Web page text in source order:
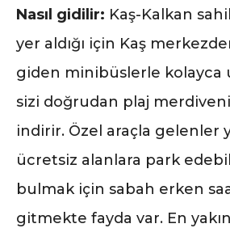
Nasıl gidilir: Kaş-Kalkan
yer aldığı için Kaş
giden minibüslerle kolayca
sizi doğrudan plaj
indirir. Özel araçla gelenler
ücretsiz alanlara park
bulmak için sabah erken
gitmekte fayda var. En